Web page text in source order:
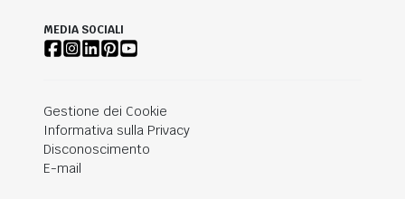
MEDIA SOCIALI
Gestione dei Cookie
Informativa sulla Privacy
Disconoscimento
E-mail